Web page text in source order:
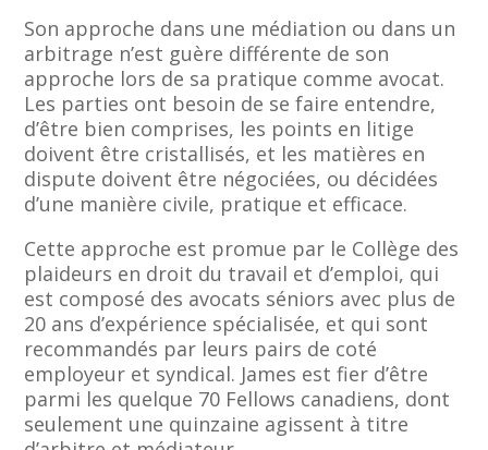
Son approche dans une médiation ou dans un
arbitrage n’est guère différente de son
approche lors de sa pratique comme avocat.
Les parties ont besoin de se faire entendre,
d’être bien comprises, les points en litige
doivent être cristallisés, et les matières en
dispute doivent être négociées, ou décidées
d’une manière civile, pratique et efficace.
Cette approche est promue par le Collège des
plaideurs en droit du travail et d’emploi, qui
est composé des avocats séniors avec plus de
20 ans d’expérience spécialisée, et qui sont
recommandés par leurs pairs de coté
employeur et syndical. James est fier d’être
parmi les quelque 70 Fellows canadiens, dont
seulement une quinzaine agissent à titre